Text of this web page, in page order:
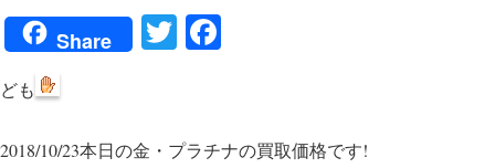
Share T
r ok
ども
2018/10/23本日の金・プラチナの買取価格です!